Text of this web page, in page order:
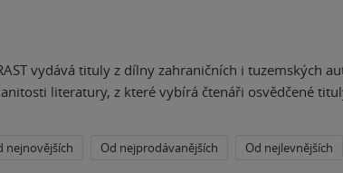
vydává tituly z dílny zahraničních i tuzemských
literatury, z které vybírá čtenáři osvědčené
nejnovějších Od nejprodávanějších Od nejlevnějších